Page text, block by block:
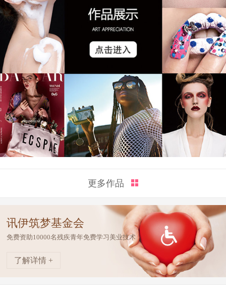
更多作品
讯伊筑梦基金会
免费资助10000名残疾青年免费学习美业技术
了解详情 +